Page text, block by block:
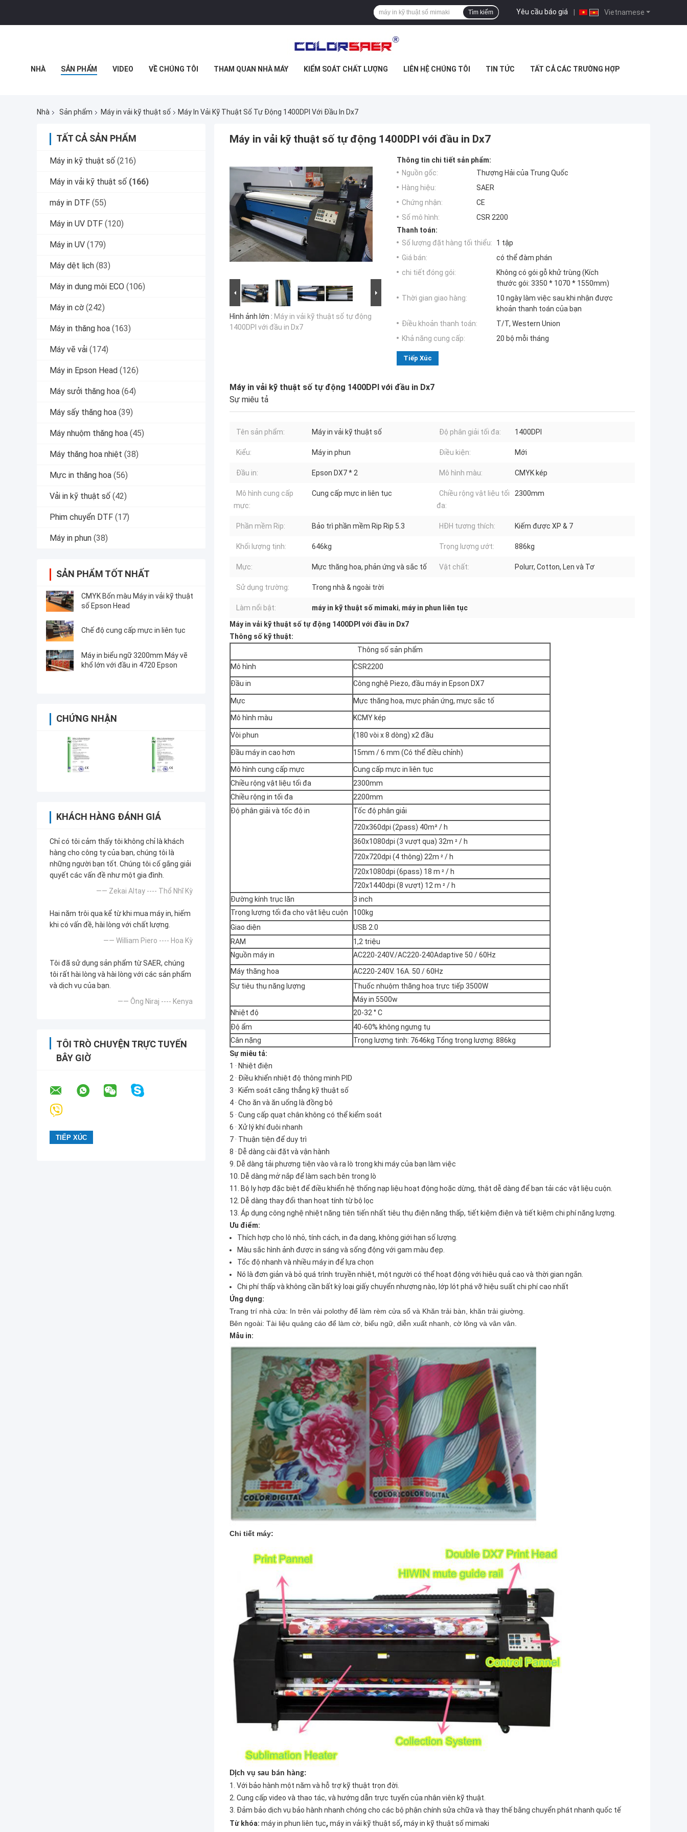
Vietnamese
Yêu cầu báo giá |
Tìm kiếm
NHÀ SẢN PHẨM VIDEO VỀ CHÚNG TÔI THAM QUAN NHÀ MÁY KIỂM SOÁT CHẤT LƯỢNG LIÊN HỆ CHÚNG TÔI TIN TỨC TẤT CẢ CÁC TRƯỜNG HỢP
Nhà Sản phẩm Máy in vải kỹ thuật số Máy In Vải Kỹ Thuật Số Tự Động 1400DPI Với Đầu In Dx7
TẤT CẢ SẢN PHẨM
Máy in kỹ thuật số (216)
Máy in vải kỹ thuật số (166)
máy in DTF (55)
Máy in UV DTF (120)
Máy in UV (179)
Máy dệt lịch (83)
Máy in dung môi ECO (106)
Máy in cờ (242)
Máy in thăng hoa (163)
Máy vẽ vải (174)
Máy in Epson Head (126)
Máy sưởi thăng hoa (64)
Máy sấy thăng hoa (39)
Máy nhuộm thăng hoa (45)
Máy thăng hoa nhiệt (38)
Mực in thăng hoa (56)
Vải in kỹ thuật số (42)
Phim chuyển DTF (17)
Máy in phun (38)
SẢN PHẨM TỐT NHẤT
CMYK Bốn màu Máy in vải kỹ thuật
số Epson Head
Chế độ cung cấp mực in liên tục
Máy in biểu ngữ 3200mm Máy vẽ
khổ lớn với đầu in 4720 Epson
CHỨNG NHẬN
KHÁCH HÀNG ĐÁNH GIÁ
Chỉ có tôi cảm thấy tôi không chỉ là khách
hàng cho công ty của bạn, chúng tôi là
những người bạn tốt. Chúng tôi cố gắng giải
quyết các vấn đề như một gia đình.
—— Zekai Altay ---- Thổ Nhĩ Kỳ
Hai năm trôi qua kể từ khi mua máy in, hiếm
khi có vấn đề, hài lòng với chất lượng.
—— William Piero ---- Hoa Kỳ
Tôi đã sử dụng sản phẩm từ SAER, chúng
tôi rất hài lòng và hài lòng với các sản phẩm
và dịch vụ của bạn.
—— Ông Niraj ---- Kenya
TÔI TRÒ CHUYỆN TRỰC TUYẾN
BÂY GIỜ
Máy in vải kỹ thuật số tự động 1400DPI với đầu in Dx7
Hình ảnh lớn : Máy in vải kỹ thuật số tự động
1400DPI với đầu in Dx7
Thông tin chi tiết sản phẩm:
Nguồn gốc:
Thượng Hải của Trung Quốc
Hàng hiệu:
SAER
Chứng nhận:
CE
Số mô hình:
CSR 2200
Thanh toán:
Số lượng đặt hàng tối thiểu:
1 tập
Giá bán:
có thể đàm phán
chi tiết đóng gói:
Không có gói gỗ khử trùng (Kích
thước gói: 3350 * 1070 * 1550mm)
Thời gian giao hàng:
10 ngày làm việc sau khi nhận được
khoản thanh toán của bạn
Điều khoản thanh toán:
T/T, Western Union
Khả năng cung cấp:
20 bộ mỗi tháng
Tiếp Xúc
Máy in vải kỹ thuật số tự động 1400DPI với đầu in Dx7
Sự miêu tả
Tên sản phẩm: Máy in vải kỹ thuật số Độ phân giải tối đa: 1400DPI
Kiểu: Máy in phun Điều kiện: Mới
Đầu in: Epson DX7 * 2 Mô hình màu: CMYK kép
Mô hình cung cấp
mực:
Cung cấp mực in liên tục
Chiều rộng vật liệu tối
đa:
2300mm
Phần mềm Rip: Bảo trì phần mềm Rip Rip 5.3 HĐH tương thích: Kiếm được XP & 7
Khối lượng tịnh: 646kg Trọng lượng ướt: 886kg
Mực: Mực thăng hoa, phản ứng và sắc tố Vật chất: Polurr, Cotton, Len và Tơ
Sử dụng trường: Trong nhà & ngoài trời
Làm nổi bật: máy in kỹ thuật số mimaki, máy in phun liên tục
Máy in vải kỹ thuật số tự động 1400DPI với đầu in Dx7
Thông số kỹ thuật:
Thông số sản phẩm
Mô hình CSR2200
Đầu in Công nghệ Piezo, đầu máy in Epson DX7
Mực Mực thăng hoa, mực phản ứng, mực sắc tố
Mô hình màu KCMY kép
Vòi phun (180 vòi x 8 dòng) x2 đầu
Đầu máy in cao hơn 15mm / 6 mm (Có thể điều chỉnh)
Mô hình cung cấp mực
Cung cấp mực in liên tục
Chiều rộng vật liệu tối đa
2300mm
Chiều rộng in tối đa
2200mm
Độ phân giải và tốc độ in
Tốc độ phân giải
720x360dpi (2pass) 40m² / h
360x1080dpi (3 vượt qua) 32m ² / h
720x720dpi (4 thông) 22m ² / h
720x1080dpi (6pass) 18 m ² / h
720x1440dpi (8 vượt) 12 m ² / h
Đường kính trục lăn
3 inch
Trọng lượng tối đa cho vật liệu cuộn
100kg
Giao diện
USB 2.0
RAM
1,2 triệu
Nguồn máy in
AC220-240V./AC220-240Adaptive 50 / 60Hz
Máy thăng hoa
AC220-240V. 16A. 50 / 60Hz
Sự tiêu thụ năng lượng
Thuốc nhuộm thăng hoa trực tiếp 3500W
Máy in 5500w
Nhiệt độ
20-32 ° C
Độ ẩm
40-60% không ngưng tụ
Cân nặng
Trọng lượng tịnh: 7646kg Tổng trọng lượng: 886kg
Sự miêu tả:
1 · Nhiệt điện
2 · Điều khiển nhiệt độ thông minh PID
3 · Kiểm soát căng thẳng kỹ thuật số
4 · Cho ăn và ăn uống là đồng bộ
5 · Cung cấp quạt chân không có thể kiểm soát
6 · Xử lý khí đuôi nhanh
7 · Thuận tiện để duy trì
8 · Dễ dàng cài đặt và vận hành
9. Dễ dàng tải phương tiện vào và ra lò trong khi máy của bạn làm việc
10. Dễ dàng mở nắp để làm sạch bên trong lò
11. Bộ ly hợp đặc biệt để điều khiển hệ thống nạp liệu hoạt động hoặc dừng, thật dễ dàng để bạn tải các vật liệu cuộn.
12. Dễ dàng thay đổi than hoạt tính từ bộ lọc
13. Áp dụng công nghệ nhiệt năng tiên tiến nhất tiêu thụ điện năng thấp, tiết kiệm điện và tiết kiệm chi phí năng lượng.
Ưu điểm:
Thích hợp cho lô nhỏ, tính cách, in đa dạng, không giới hạn số lượng.
Màu sắc hình ảnh được in sáng và sống động với gam màu đẹp.
Tốc độ nhanh và nhiều máy in để lựa chọn
Nó là đơn giản và bỏ quá trình truyền nhiệt, một người có thể hoạt động với hiệu quả cao và thời gian ngắn.
Chi phí thấp và không cần bất kỳ loại giấy chuyển nhượng nào, lớp lót phá vỡ hiệu suất chi phí cao nhất
Ứng dụng:
Trang trí nhà cửa: In trên vải polothy để làm rèm cửa sổ và Khăn trải bàn, khăn trải giường.
Bên ngoài: Tài liệu quảng cáo để làm cờ, biểu ngữ, diễn xuất nhanh, cờ lông và vân vân.
Mẫu in:
Chi tiết máy:
Dịch vụ sau bán hàng:
1. Với bảo hành một năm và hỗ trợ kỹ thuật trọn đời.
2. Cung cấp video và thao tác, và hướng dẫn trực tuyến của nhân viên kỹ thuật.
3. Đảm bảo dịch vụ bảo hành nhanh chóng cho các bộ phận chính sửa chữa và thay thế bằng chuyển phát nhanh quốc tế
Từ khóa: máy in phun liên tục, máy in vải kỹ thuật số, máy in kỹ thuật số mimaki